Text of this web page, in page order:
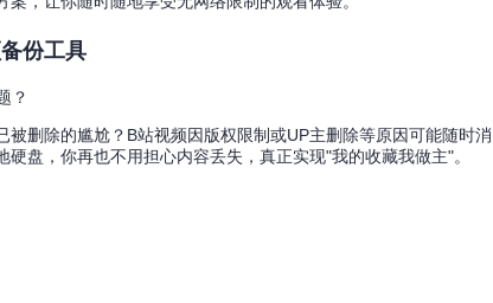
份工具
？
被删除的尴尬？B站视频因版权限制或UP主删除等原因可能随时
盘，你再也不用担心内容丢失，真正实现"我的收藏我做主"。